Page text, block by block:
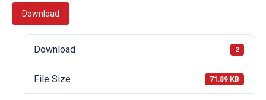
Download
Download 2
File Size 71.89 KB